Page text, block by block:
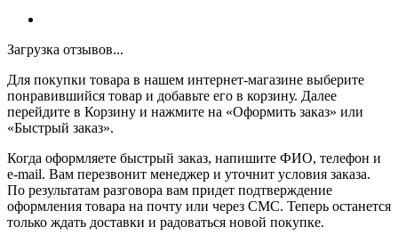
Загрузка отзывов...
Для покупки товара в нашем интернет-магазине выберите
понравившийся товар и добавьте его в корзину. Далее
перейдите в Корзину и нажмите на «Оформить заказ» или
«Быстрый заказ».
Когда оформляете быстрый заказ, напишите ФИО, телефон и
e-mail. Вам перезвонит менеджер и уточнит условия заказа.
По результатам разговора вам придет подтверждение
оформления товара на почту или через СМС. Теперь останется
только ждать доставки и радоваться новой покупке.